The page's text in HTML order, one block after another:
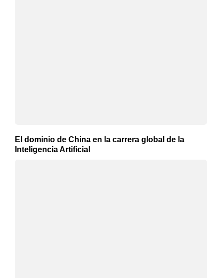
El dominio de China en la carrera global de la
Inteligencia Artificial